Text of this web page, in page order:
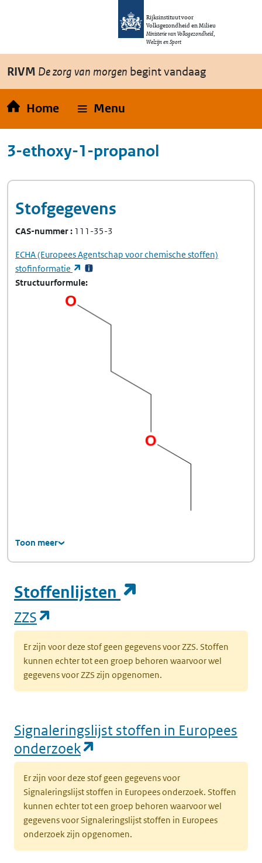
Overslaan en naar de inhoud gaan
Rijksinstituut voor
Volksgezondheid en Milieu
Ministerie van Volksgezondheid,
Welzijn en Sport
RIVM De zorg van morgen begint vandaag
Home Menu
3-ethoxy-1-propanol
Stofgegevens
CAS-nummer 111-35-3
ECHA(Europees Agentschap voor chemische stoffen)
stofinformatie
(opent in een nieuw tabblad)
Structuurformule
Toon meer
Stoffenlijsten
ZZS
Er zijn voor deze stof geen gegevens voor ZZS. Stoffen
kunnen echter tot een groep behoren waarvoor wel
gegevens voor ZZS zijn opgenomen.
Signaleringslijst stoffen in Europees
onderzoek
Er zijn voor deze stof geen gegevens voor
Signaleringslijst stoffen in Europees onderzoek. Stoffen
kunnen echter tot een groep behoren waarvoor wel
gegevens voor Signaleringslijst stoffen in Europees
onderzoek zijn opgenomen.